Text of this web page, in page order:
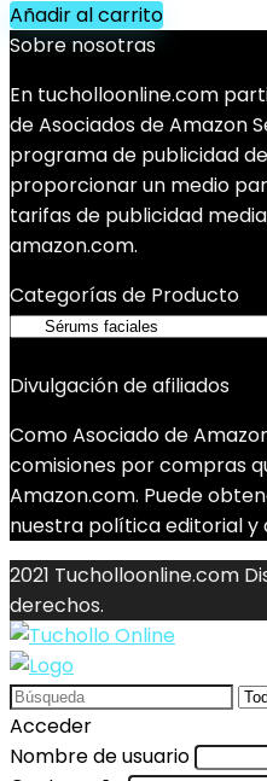
Añadir al carrito
Sobre nosotras
En tucholloonline.com
de Asociados de Amazon
programa de publicidad
proporcionar un medio
tarifas de publicidad
amazon.com.
Categorías de Producto
Divulgación de afiliados
Como Asociado de
comisiones por compras
Amazon.com. Puede
nuestra política editorial y
2021 Tucholloonline.com
derechos.
Search
for:
Acceder
Nombre de usuario